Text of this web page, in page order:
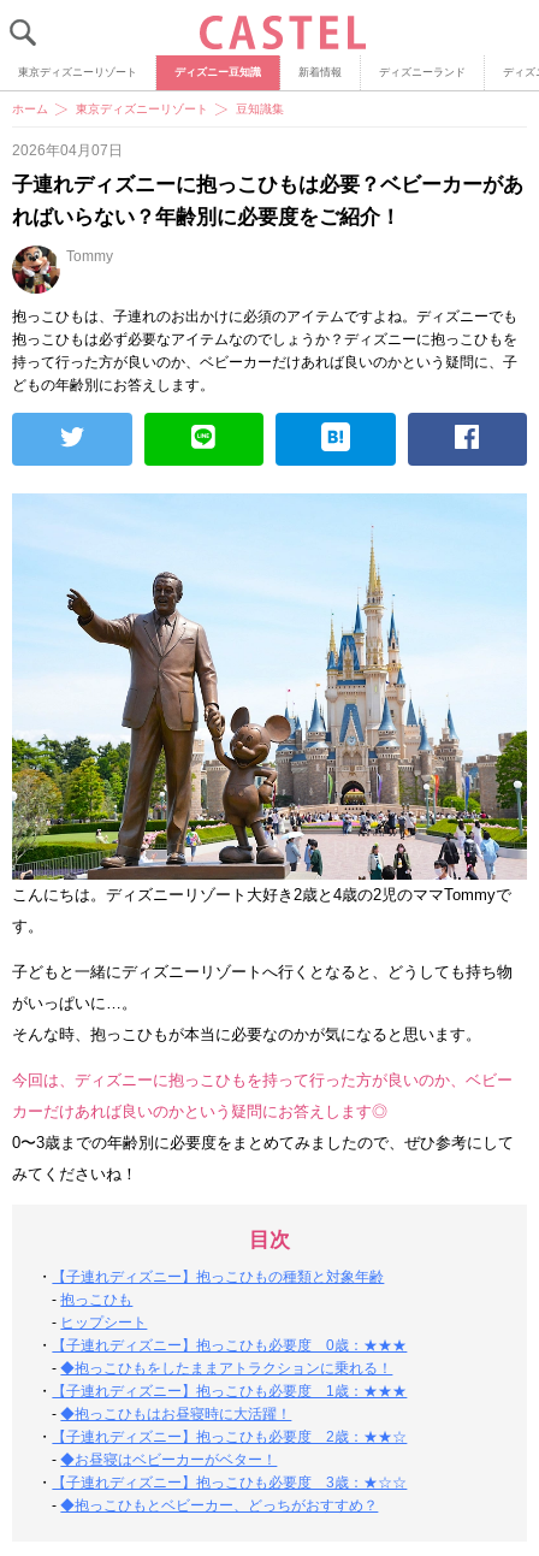
東京ディズニーリゾート ディズニー豆知識 新着情報 ディズニーランド ディズ
ホーム 東京ディズニーリゾート 豆知識集
2026年04月07日
子連れディズニーに抱っこひもは必要？ベビーカーがあ
ればいらない？年齢別に必要度をご紹介！
Tommy
抱っこひもは、子連れのお出かけに必須のアイテムですよね。ディズニーでも
抱っこひもは必ず必要なアイテムなのでしょうか？ディズニーに抱っこひもを
持って行った方が良いのか、ベビーカーだけあれば良いのかという疑問に、子
どもの年齢別にお答えします。
こんにちは。ディズニーリゾート大好き2歳と4歳の2児のママTommyで
す。
子どもと一緒にディズニーリゾートへ行くとなると、どうしても持ち物
がいっぱいに…。
そんな時、抱っこひもが本当に必要なのかが気になると思います。
今回は、ディズニーに抱っこひもを持って行った方が良いのか、ベビー
カーだけあれば良いのかという疑問にお答えします◎
0〜3歳までの年齢別に必要度をまとめてみましたので、ぜひ参考にして
みてくださいね！
目次
・
【子連れディズニー】抱っこひもの種類と対象年齢
-抱っこひも
- ヒップシート
・
【子連れディズニー】抱っこひも必要度 0歳：★★★
-◆抱っこひもをしたままアトラクションに乗れる！
・
【子連れディズニー】抱っこひも必要度 1歳：★★★
-◆抱っこひもはお昼寝時に大活躍！
・
【子連れディズニー】抱っこひも必要度 2歳：★★☆
-◆お昼寝はベビーカーがベター！
・
【子連れディズニー】抱っこひも必要度 3歳：★☆☆
-◆抱っこひもとベビーカー、どっちがおすすめ？